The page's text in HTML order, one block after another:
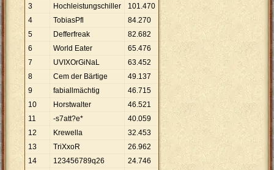
3
Hochleistungschiller 101.470
4
TobiasPfl 84.270
5
Defferfreak 82.682
6
World Eater 65.476
7
UVIXOrGiNaL 63.452
8
Cem der Bärtige 49.137
9
fabiallmächtig 46.715
10
Horstwalter 46.521
11
-s7att?e* 40.059
12
Krewella 32.453
13
TriXxoR 26.962
14
123456789q26 24.746